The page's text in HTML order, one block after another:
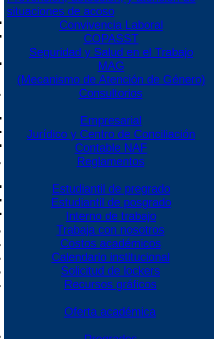
situaciones de acoso
Convivencia Laboral
COPASST
Seguridad y Salud en el Trabajo
MAG
(Mecanismo de Atención de Género)
Consultorios
Empresarial
Jurídico y Centro de Conciliación
Contable NAF
Reglamentos
Estudiantil de pregrado
Estudiantil de posgrado
Interno de trabajo
Trabaja con nosotros
Costos académicos
Calendario institucional
Solicitud de lockers
Recursos gráficos
Oferta académica